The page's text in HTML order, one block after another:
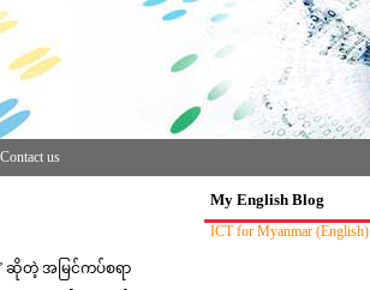
Contact us
ဆိုတဲ့ အမြင်ကပ်စရာ
My English Blog
ICT for Myanmar (English)